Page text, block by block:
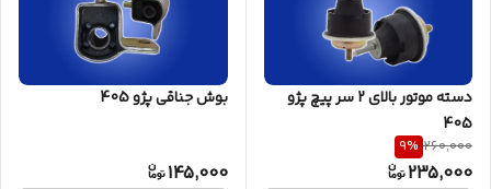
دسته موتور بالای 2 سر پیچ پژو
405
260,000
9%
235,000
بوش جناقی پژو 405
145,000